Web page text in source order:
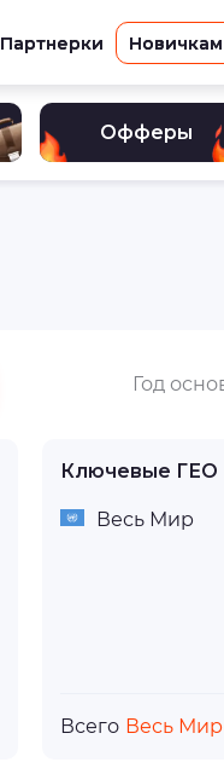
Партнерки Новичкам
Офферы
Год
Ключевые ГЕО
Весь Мир
Всего Весь Мир